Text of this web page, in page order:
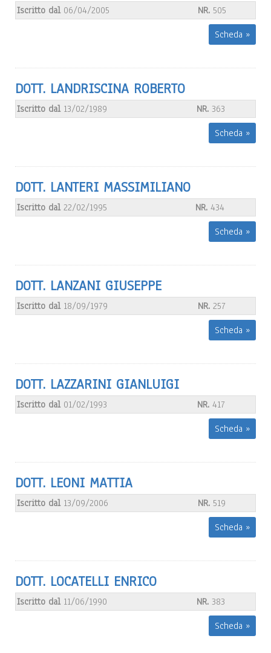
Iscritto dal 06/04/2005 NR. 505
Scheda »
DOTT. LANDRISCINA ROBERTO
Iscritto dal 13/02/1989 NR. 363
Scheda »
DOTT. LANTERI MASSIMILIANO
Iscritto dal 22/02/1995 NR. 434
Scheda »
DOTT. LANZANI GIUSEPPE
Iscritto dal 18/09/1979 NR. 257
Scheda »
DOTT. LAZZARINI GIANLUIGI
Iscritto dal 01/02/1993 NR. 417
Scheda »
DOTT. LEONI MATTIA
Iscritto dal 13/09/2006 NR. 519
Scheda »
DOTT. LOCATELLI ENRICO
Iscritto dal 11/06/1990 NR. 383
Scheda »